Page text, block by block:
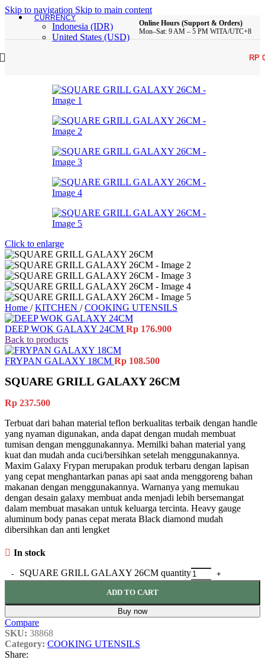
Skip to navigation Skip to main content
CURRENCY
Indonesia (IDR)
United States (USD)
Online Hours (Support & Orders)
Mon–Sat: 9 AM – 5 PM WITA/UTC+8
RP
Click to enlarge
Home / KITCHEN / COOKING UTENSILS
DEEP WOK GALAXY 24CM Rp 176.900
Back to products
FRYPAN GALAXY 18CM Rp 108.500
SQUARE GRILL GALAXY 26CM
Rp 237.500
Terbuat dari bahan material teflon berkualitas terbaik dengan handle
yang nyaman digunakan, anda dapat dengan mudah membuat
tumisan dengan menggunakannya. Memilki bahan material yang
kuat dan mudah anda cuci/bersihkan setelah menggunakannya.
Maxim Galaxy Frypan merupakan produk terbaru dengan lapisan
yang cepat menghantarkan panas api saat anda menggoreng bahan
makanan dengan menggunakannya. Warnanya yang memukau
dengan desain galaxy membuat anda menjadi lebih bersemangat
dalam membuat masakan untuk keluarga tercinta. Heavy gauge
aluminum body panas cepat merata Black diamond mudah
dibersihkan dan anti lengket
In stock
SQUARE GRILL GALAXY 26CM quantity
ADD TO CART
Buy now
Compare
SKU: 38868
Category: COOKING UTENSILS
Share: